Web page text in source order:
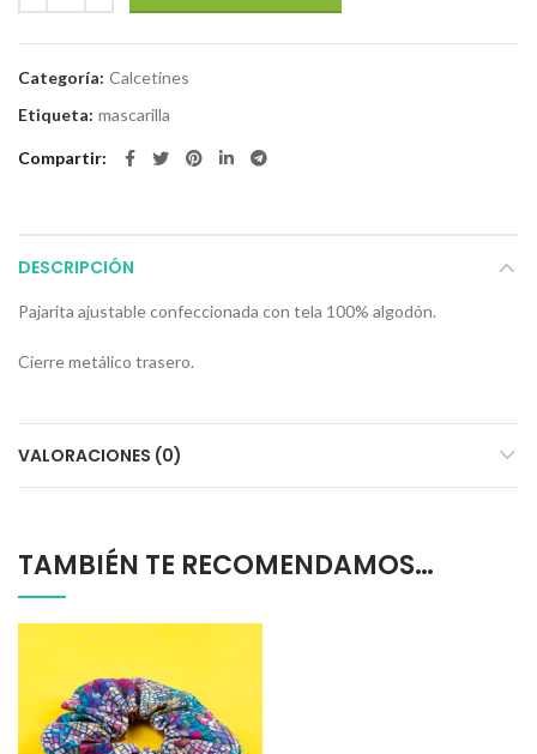
Categoría: Calcetines
Etiqueta: mascarilla
Compartir
DESCRIPCIÓN
Pajarita ajustable confeccionada con tela 100% algodón.
Cierre metálico trasero.
VALORACIONES (0)
TAMBIÉN TE RECOMENDAMOS…